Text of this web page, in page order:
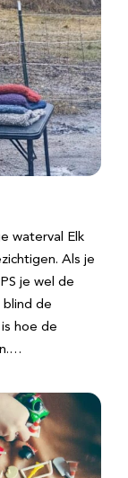
waterval Elk
Als je
je wel de
blind de
hoe de